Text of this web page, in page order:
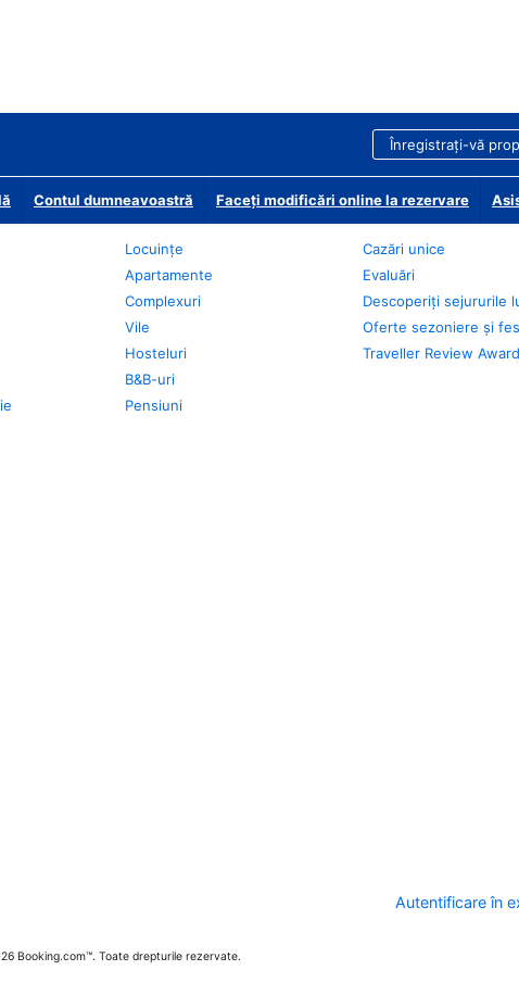
Înregistrați-vă
Contul dumneavoastră Faceți modificări online la rezervare
Locuințe
Apartamente
Complexuri
Vile
Hosteluri
B&B-uri
Pensiuni
Cazări unice
Evaluări
Descoperiți sejururile
Oferte sezoniere și
Traveller Review
Autentificare în
Booking.com™. Toate drepturile rezervate.